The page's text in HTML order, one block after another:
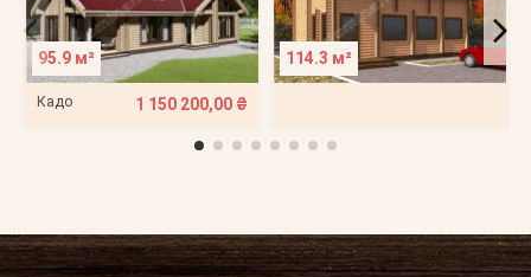
95.9 м²
Кадо 1 150 200,00 ₴
114.3 м²